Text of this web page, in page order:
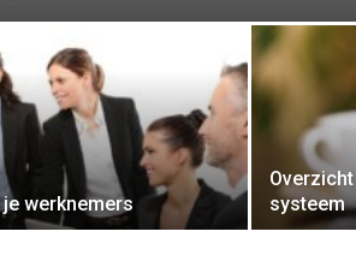
werknemers
systeem